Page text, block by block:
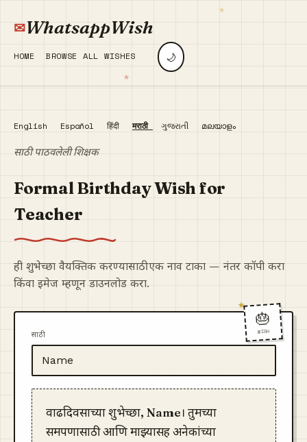
WhatsappWish
HOME BROWSE ALL WISHES 🌙
English Español हिंदी मराठी ગુજરાતી മലയാളം
साठी पाठवलेली शिक्षक
Formal Birthday Wish for
Teacher
ही शुभेच्छा वैयक्तिक करण्यासाठी एक नाव टाका — नंतर कॉपी करा
किंवा इमेज म्हणून डाउनलोड करा.
🎂
WISH
साठी
वाढदिवसाच्या शुभेच्छा, Name। तुमच्या
समर्पणासाठी आणि माझ्यासह अनेकांच्या